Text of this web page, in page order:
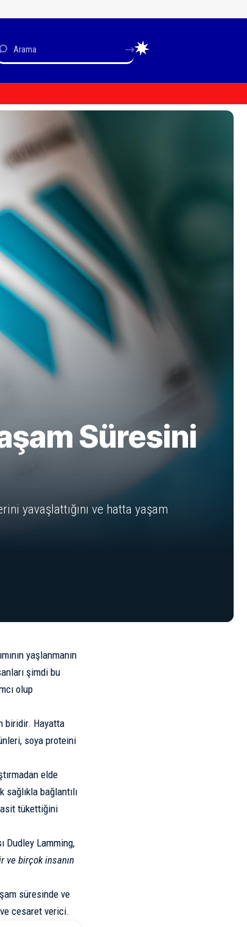
Süresini
yavaşlattığını ve hatta yaşam
yaşlanmanın
şimdi bu
olup
biridir. Hayatta
soya proteini
elde
bağlantılı
tükettiğini
Dudley Lamming,
ve birçok insanın
süresinde ve
cesaret verici.